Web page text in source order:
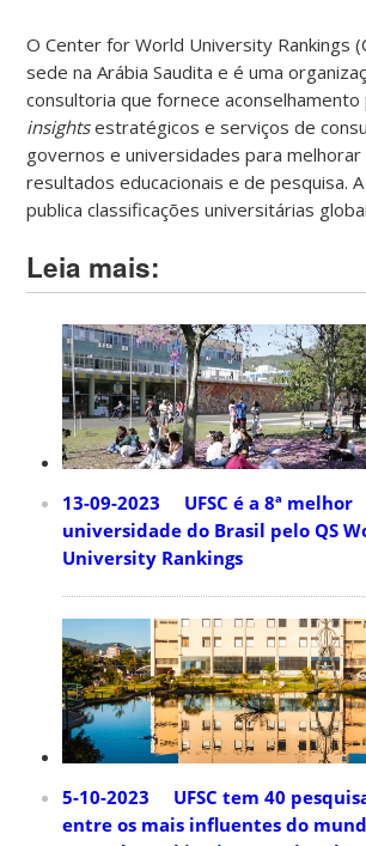
O Center for World University Rankings
sede na Arábia Saudita e é uma
consultoria que fornece aconselhamento
insightsestratégicos e serviços de
governos e universidades para melhorar
resultados educacionais e de pesquisa. A
publica classificações universitárias
Leia mais:
13-09-2023 UFSC é a 8ª melhor
universidade do Brasil pelo QS
University Rankings
5-10-2023 UFSC tem 40
entre os mais influentes do